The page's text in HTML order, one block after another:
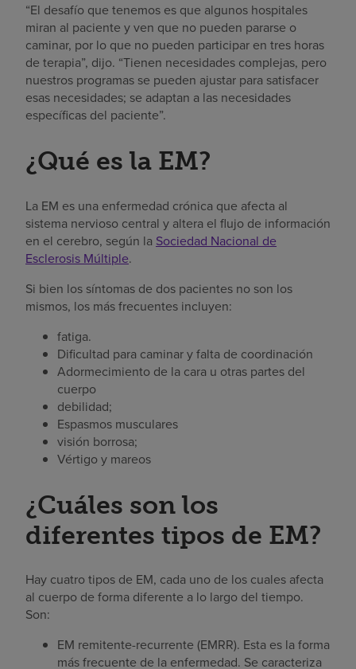
“El desafío que tenemos es que algunos hospitales
miran al paciente y ven que no pueden pararse o
caminar, por lo que no pueden participar en tres horas
de terapia”, dijo. “Tienen necesidades complejas, pero
nuestros programas se pueden ajustar para satisfacer
esas necesidades; se adaptan a las necesidades
específicas del paciente”.
¿Qué es la EM?
La EM es una enfermedad crónica que afecta al
sistema nervioso central y altera el flujo de información
en el cerebro, según la Sociedad Nacional de
Esclerosis Múltiple.
Si bien los síntomas de dos pacientes no son los
mismos, los más frecuentes incluyen:
fatiga.
Dificultad para caminar y falta de coordinación
Adormecimiento de la cara u otras partes del
cuerpo
debilidad;
Espasmos musculares
visión borrosa;
Vértigo y mareos
¿Cuáles son los
diferentes tipos de EM?
Hay cuatro tipos de EM, cada uno de los cuales afecta
al cuerpo de forma diferente a lo largo del tiempo.
Son:
EM remitente-recurrente (EMRR). Esta es la forma
más frecuente de la enfermedad. Se caracteriza